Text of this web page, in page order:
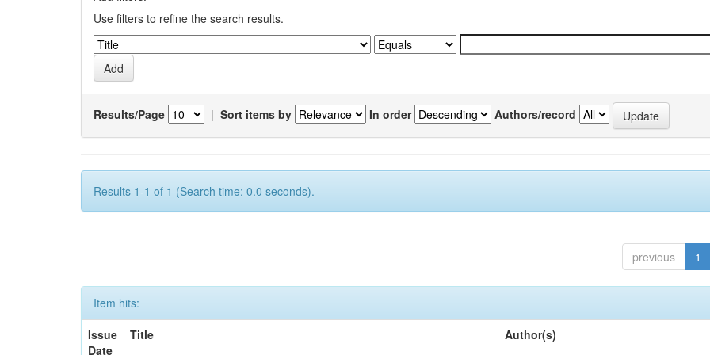
Use filters to refine the search results.
Results/Page | Sort items by In order Authors/record
Results 1-1 of 1 (Search time: 0.0 seconds).
previous 1
Item hits:
Issue
Date
Title Author(s)